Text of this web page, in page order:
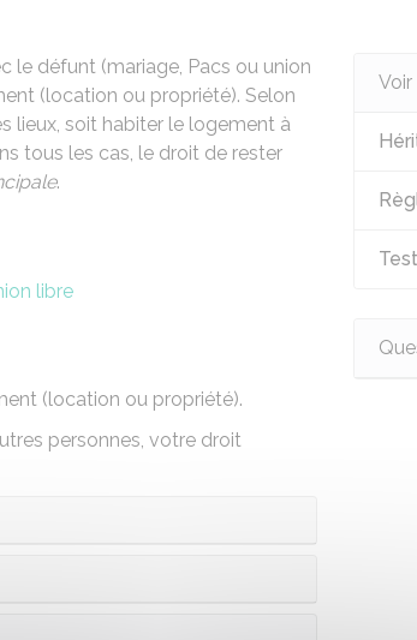
le défunt (mariage, Pacs ou union
(location ou propriété). Selon
lieux, soit habiter le logement à
tous les cas, le droit de rester
.
libre
(location ou propriété).
personnes, votre droit
Voir